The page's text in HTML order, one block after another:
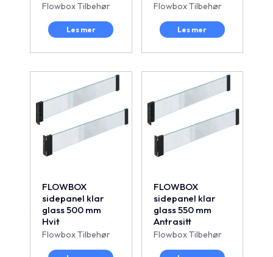
Flowbox Tilbehør
Les mer
Flowbox Tilbehør
Les mer
FLOWBOX
sidepanel klar
glass 500 mm
Hvit
Flowbox Tilbehør
FLOWBOX
sidepanel klar
glass 550 mm
Antrasitt
Flowbox Tilbehør